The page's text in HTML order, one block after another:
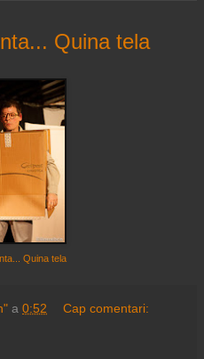
Quina tela
Quina tela
a 0:52 Cap comentari: